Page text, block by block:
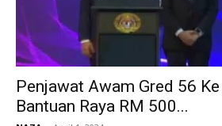
Penjawat Awam Gred 56
Bantuan Raya RM 500...